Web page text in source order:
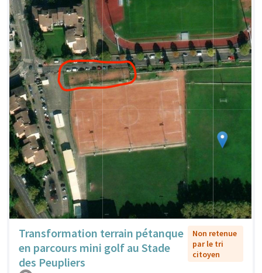
Transformation terrain pétanque
en parcours mini golf au Stade
des Peupliers
Non retenue
par le tri
citoyen